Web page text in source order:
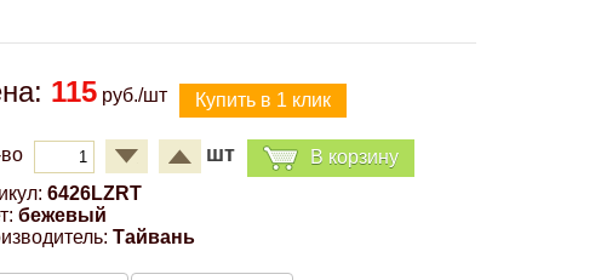
115 руб./шт
шт
В корзину
6426LZRT
бежевый
Тайвань